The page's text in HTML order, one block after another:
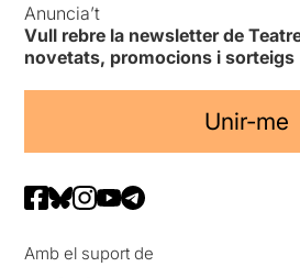
Anuncia’t
Vull rebre la newsletter de
novetats, promocions i sorteigs
Unir-me
Amb el suport de